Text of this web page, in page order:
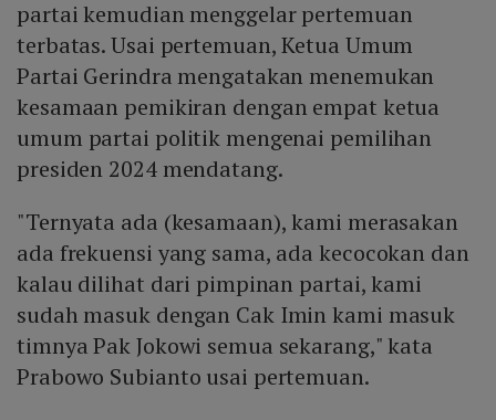
partai kemudian menggelar pertemuan
terbatas. Usai pertemuan, Ketua Umum
Partai Gerindra mengatakan menemukan
kesamaan pemikiran dengan empat ketua
umum partai politik mengenai pemilihan
presiden 2024 mendatang.
"Ternyata ada (kesamaan), kami merasakan
ada frekuensi yang sama, ada kecocokan dan
kalau dilihat dari pimpinan partai, kami
sudah masuk dengan Cak Imin kami masuk
timnya Pak Jokowi semua sekarang," kata
Prabowo Subianto usai pertemuan.